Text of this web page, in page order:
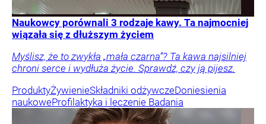
Naukowcy porównali 3 rodzaje kawy. Ta najmocniej
wiązała się z dłuższym życiem
Myślisz, że to zwykła „mała czarna”? Ta kawa najsilniej
chroni serce i wydłuża życie. Sprawdź, czy ją pijesz.
ProduktyŻywienieSkładniki odżywczeDoniesienia
naukoweProfilaktyka i leczenie Badania